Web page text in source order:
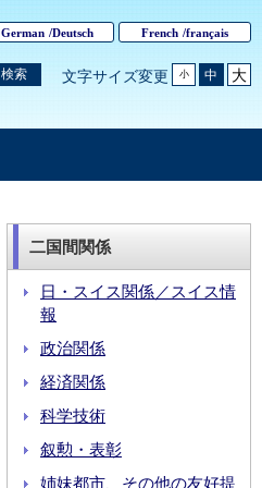
German /Deutsch French /français
検索 文字サイズ変更 小 中 大
二国間関係
日・スイス関係／スイス情
報
政治関係
経済関係
科学技術
叙勲・表彰
姉妹都市、その他の友好提